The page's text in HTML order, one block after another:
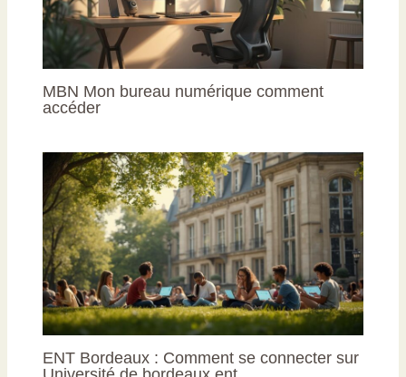
MBN Mon bureau numérique comment
accéder
ENT Bordeaux : Comment se connecter sur